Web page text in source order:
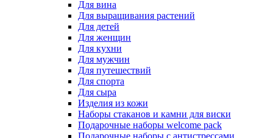
Для вина
Для выращивания растений
Для детей
Для женщин
Для кухни
Для мужчин
Для путешествий
Для спорта
Для сыра
Изделия из кожи
Наборы стаканов и камни для виски
Подарочные наборы welcome pack
Подарочные наборы с антистрессами